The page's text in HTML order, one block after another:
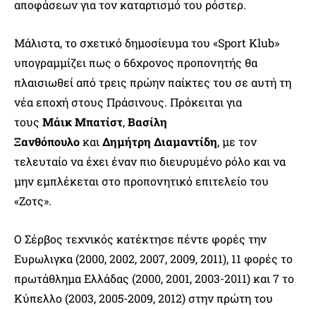
αποφάσεων για τον καταρτισμό του ρόστερ.
Μάλιστα, το σχετικό δημοσίευμα του «Sport Klub»
υπογραμμίζει πως ο 66χρονος προπονητής θα
πλαισιωθεί από τρεις πρώην παίκτες του σε αυτή τη
νέα εποχή στους Πράσινους. Πρόκειται για
τους Μάικ Μπατίστ,Βασίλη
ΞανθόπουλοκαιΔημήτρη Διαμαντίδη, με τον
τελευταίο να έχει έναν πιο διευρυμένο ρόλο και να
μην εμπλέκεται στο προπονητικό επιτελείο του
«Ζοτς».
Ο Σέρβος τεχνικός κατέκτησε πέντε φορές την
Ευρωλιγκα (2000, 2002, 2007, 2009, 2011), 11 φορές το
πρωτάθλημα Ελλάδας (2000, 2001, 2003-2011) και 7 το
Κύπελλο (2003, 2005-2009, 2012) στην πρώτη του